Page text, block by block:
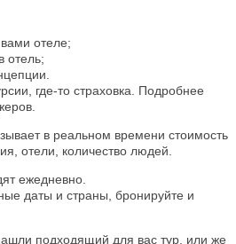
отеле;
отель;
где-то страховка. Подробнее
в реальном времени стоимость
отели, количество людей.
ежедневно.
даты и страны, бронируйте и
подходящий для вас тур, или же